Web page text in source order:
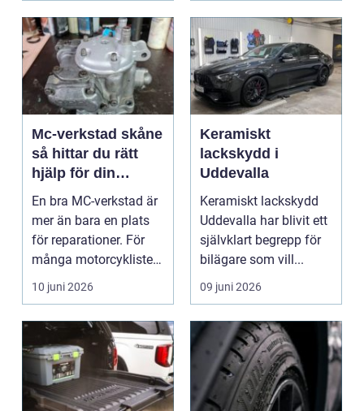
Mc-verkstad skåne
så hittar du rätt
hjälp för din
motorcykel
En bra MC-verkstad är
mer än bara en plats
för reparationer. För
många motorcyklister
handlar det om...
10 juni 2026
Keramiskt
lackskydd i
Uddevalla
Keramiskt lackskydd
Uddevalla har blivit ett
självklart begrepp för
bilägare som vill...
09 juni 2026